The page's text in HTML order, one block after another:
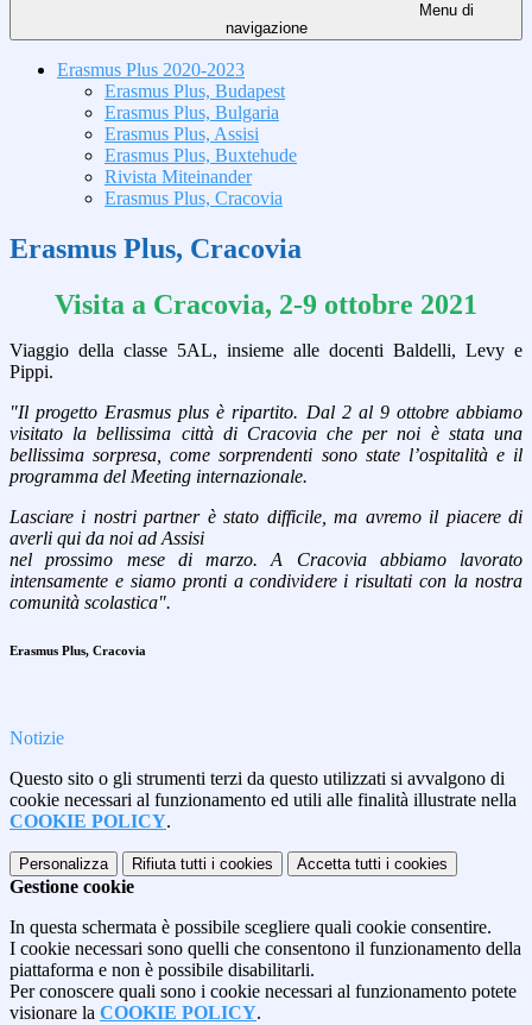
Menu di
navigazione
Erasmus Plus 2020-2023
Erasmus Plus, Budapest
Erasmus Plus, Bulgaria
Erasmus Plus, Assisi
Erasmus Plus, Buxtehude
Rivista Miteinander
Erasmus Plus, Cracovia
Erasmus Plus, Cracovia
Visita a Cracovia, 2-9 ottobre 2021
Viaggio della classe 5AL, insieme alle docenti Baldelli, Levy e
Pippi.
"Il progetto Erasmus plus è ripartito. Dal 2 al 9 ottobre abbiamo
visitato la bellissima città di Cracovia che per noi è stata una
bellissima sorpresa, come sorprendenti sono state l’ospitalità e il
programma del Meeting internazionale.
Lasciare i nostri partner è stato difficile, ma avremo il piacere di
averli qui da noi ad Assisi
nel prossimo mese di marzo. A Cracovia abbiamo lavorato
intensamente e siamo pronti a condividere i risultati con la nostra
comunità scolastica".
Erasmus Plus, Cracovia
Notizie
Questo sito o gli strumenti terzi da questo utilizzati si avvalgono di
cookie necessari al funzionamento ed utili alle finalità illustrate nella
COOKIE POLICY.
Personalizza Rifiuta tutti i cookies Accetta tutti i cookies
Gestione cookie
In questa schermata è possibile scegliere quali cookie consentire.
I cookie necessari sono quelli che consentono il funzionamento della
piattaforma e non è possibile disabilitarli.
Per conoscere quali sono i cookie necessari al funzionamento potete
visionare la COOKIE POLICY.